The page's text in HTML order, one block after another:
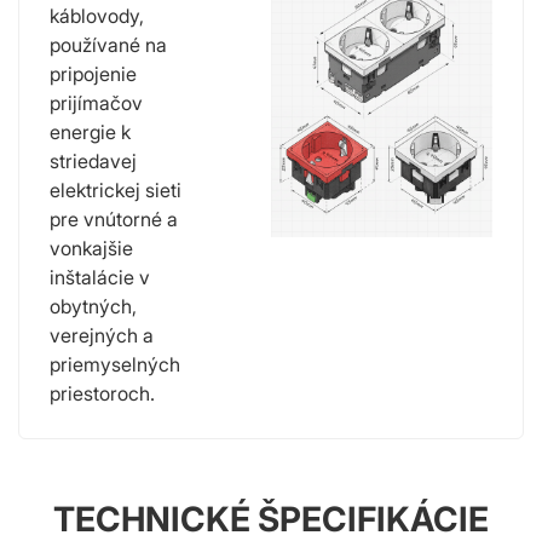
káblovody,
používané na
pripojenie
prijímačov
energie k
striedavej
elektrickej sieti
pre vnútorné a
vonkajšie
inštalácie v
obytných,
verejných a
priemyselných
priestoroch.
TECHNICKÉ ŠPECIFIKÁCIE